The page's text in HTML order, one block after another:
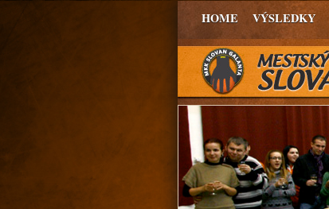
HOME VÝSLEDKY